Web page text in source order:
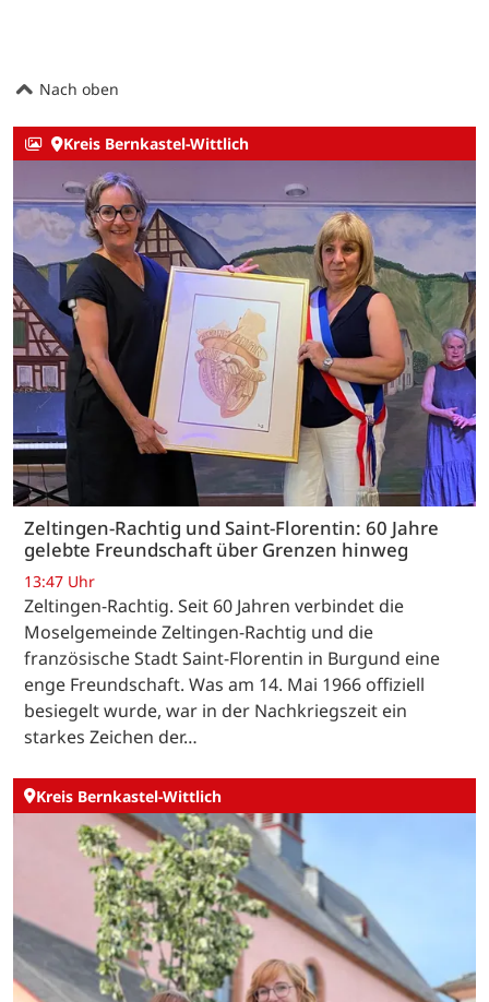
Nach oben
Kreis Bernkastel-Wittlich
Zeltingen-Rachtig und Saint-Florentin: 60 Jahre
gelebte Freundschaft über Grenzen hinweg
13:47 Uhr
Zeltingen-Rachtig. Seit 60 Jahren verbindet die
Moselgemeinde Zeltingen-Rachtig und die
französische Stadt Saint-Florentin in Burgund eine
enge Freundschaft. Was am 14. Mai 1966 offiziell
besiegelt wurde, war in der Nachkriegszeit ein
starkes Zeichen der…
Kreis Bernkastel-Wittlich